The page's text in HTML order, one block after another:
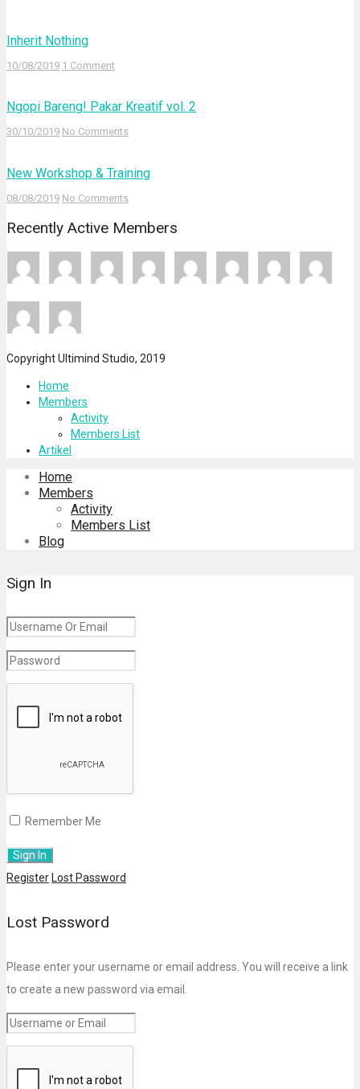
Inherit Nothing
10/08/2019 1 Comment
Ngopi Bareng! Pakar Kreatif vol. 2
30/10/2019 No Comments
New Workshop & Training
08/08/2019 No Comments
Recently Active Members
Copyright Ultimind Studio, 2019
Home
Members
Activity
Members List
Artikel
Home
Members
Activity
Members List
Blog
Sign In
Remember Me
Register Lost Password
Lost Password
Please enter your username or email address. You will receive a link
to create a new password via email.